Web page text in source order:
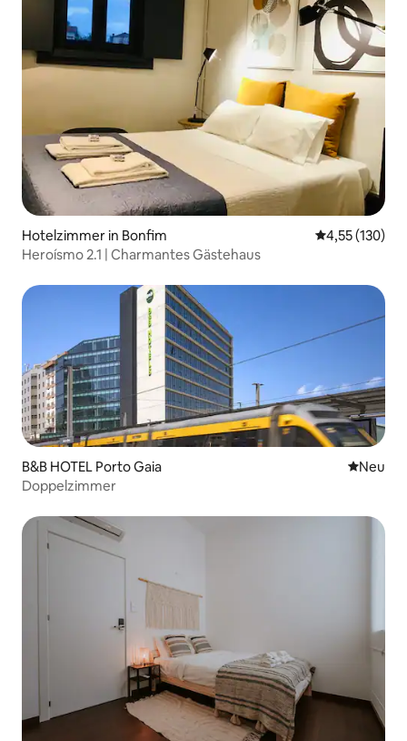
Hotelzimmer in Bonfim
4,55 (130)
Heroísmo 2.1 | Charmantes Gästehaus
B&B HOTEL Porto Gaia Neue
Neu
Doppelzimmer